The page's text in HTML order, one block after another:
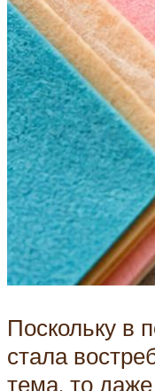
Поскольку в
стала
тема, то